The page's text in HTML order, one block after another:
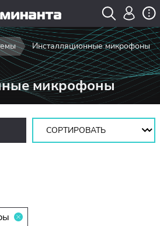
Инсталляционные микрофоны
микрофоны
Сортировать: